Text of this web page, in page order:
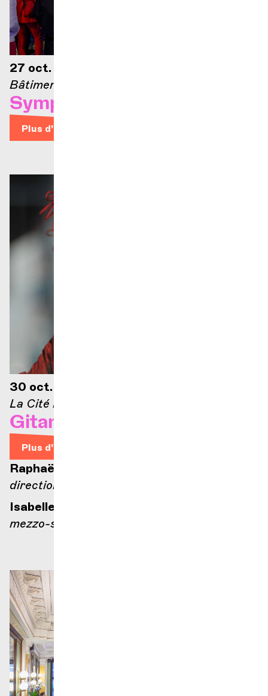
27 oct. 2026 — 21h
Bâtiment des Forces Motrices
Symphon’hip-hop
Plus d'infos
30 oct. 2026 — 19h30
La Cité Bleue
Gitanes
Plus d'infos
Raphaël Merlin
direction
Isabelle Druet
mezzo-soprano